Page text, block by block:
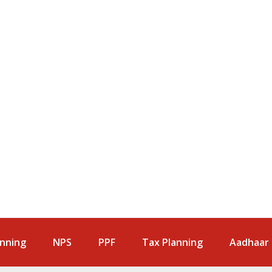
NPS PPF Tax Planning Aadhaar